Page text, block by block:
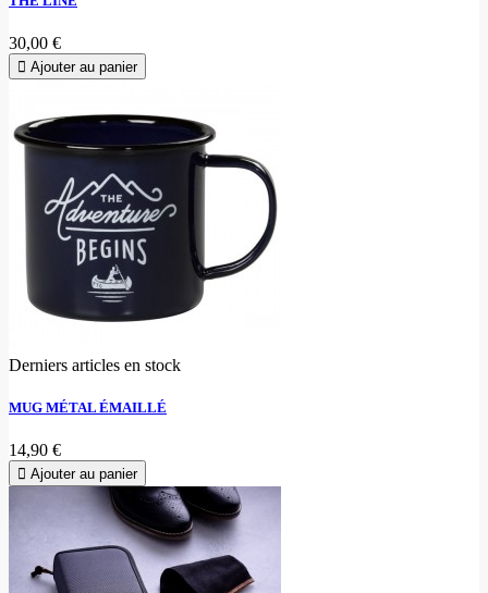
30,00 €
Ajouter au panier
Derniers articles en stock
MUG MÉTAL ÉMAILLÉ
14,90 €
Ajouter au panier